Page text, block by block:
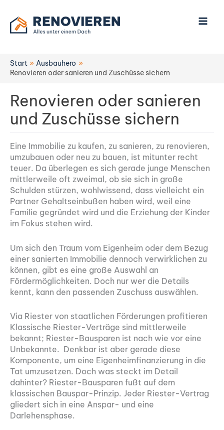
Inhalt
springen
Start
Ausbauhero
Renovieren oder sanieren und Zuschüsse sichern
Renovieren oder sanieren
und Zuschüsse sichern
Eine Immobilie zu kaufen, zu sanieren, zu renovieren,
umzubauen oder neu zu bauen, ist mitunter recht
teuer. Da überlegen es sich gerade junge Menschen
mittlerweile oft zweimal, ob sie sich in große
Schulden stürzen, wohlwissend, dass vielleicht ein
Partner Gehaltseinbußen haben wird, weil eine
Familie gegründet wird und die Erziehung der Kinder
im Fokus stehen wird.
Um sich den Traum vom Eigenheim oder dem Bezug
einer sanierten Immobilie dennoch verwirklichen zu
können, gibt es eine große Auswahl an
Fördermöglichkeiten. Doch nur wer die Details
kennt, kann den passenden Zuschuss auswählen.
Via Riester von staatlichen Förderungen profitieren
Klassische Riester-Verträge sind mittlerweile
bekannt; Riester-Bausparen ist nach wie vor eine
Unbekannte. Denkbar ist aber gerade diese
Komponente, um eine Eigenheimfinanzierung in die
Tat umzusetzen. Doch was steckt im Detail
dahinter? Riester-Bausparen fußt auf dem
klassischen Bauspar-Prinzip. Jeder Riester-Vertrag
gliedert sich in eine Anspar- und eine
Darlehensphase.